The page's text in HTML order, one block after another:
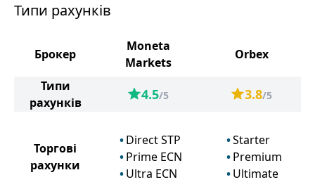
Типи рахунків
Брокер
Moneta
Markets
Orbex
Типи
рахунків
4.5/5 3.8/5
Торгові
рахунки
Direct STP
Prime ECN
Ultra ECN
Starter
Premium
Ultimate